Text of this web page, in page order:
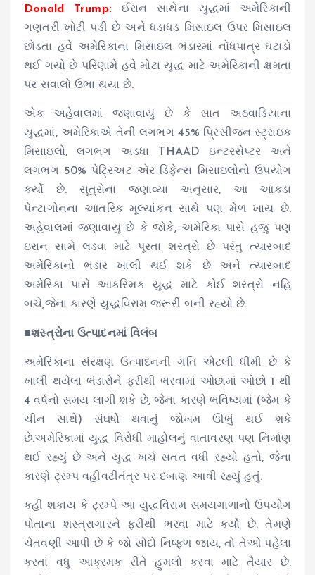
Donald Trump: ઈરાન સાથેના યુદ્ધમાં અમેરિકાની
ગણતરી ખોટી પડી છે અને ધડાધડ મિસાઇલ ઉપર મિસાઇલ
છોડતા હવે અમેરિકાના મિસાઇલ ભંડારમાં નોંધપાત્ર ઘટાડો
થઈ ગયો છે પરિણામે હવે મોટા યુદ્ધ માટે અમેરિકાની ક્ષમતા
પર સવાલો ઉભા થયા છે.
એક અહેવાલમાં જણાવાયું છે કે સાત અઠવાડિયાના
યુદ્ધમાં, અમેરિકાએ તેની લગભગ 45% પ્રિસીજન સ્ટ્રાઇક
મિસાઇલો, લગભગ અડધા THAAD ઇન્ટરસેપ્ટર અને
લગભગ 50% પેટ્રિઅટ એર ડિફેન્સ મિસાઇલોનો ઉપયોગ
કર્યો છે. સૂત્રોના જણાવ્યા અનુસાર, આ આંકડા
પેન્ટાગોનના આંતરિક મૂલ્યાંકન સાથે પણ મેળ ખાય છે.
અહેવાલમાં જણાવાયું છે કે જોકે, અમેરિકા પાસે હજુ પણ
ઇરાન સામે લડવા માટે પૂરતા શસ્ત્રો છે પરંતુ ત્યારબાદ
અમેરિકાનો ભંડાર ખાલી થઈ શકે છે અને ત્યારબાદ
અમેરિકા પાસે આકસ્મિક યુદ્ધ માટે કોઈ શસ્ત્રો નહિ
બચે,જેના કારણે યુદ્ધવિરામ જરૂરી બની રહ્યો છે.
■શસ્ત્રોના ઉત્પાદનમાં વિલંબ
અમેરિકાના સંરક્ષણ ઉત્પાદનની ગતિ એટલી ધીમી છે કે
ખાલી થયેલા ભંડારોને ફરીથી ભરવામાં ઓછામાં ઓછો 1 થી
4 વર્ષનો સમય લાગી શકે છે, જેના કારણે ભવિષ્યમાં (જેમ કે
ચીન સાથે) સંઘર્ષો થવાનું જોખમ ઊભું થઈ શકે
છે.અમેરિકામાં યુદ્ધ વિરોધી માહોલનું વાતાવરણ પણ નિર્માણ
થઈ રહ્યું છે અને યુદ્ધ ખર્ચ સતત વધી રહ્યો હતો, જેના
કારણે ટ્રમ્પ વહીવટીતંત્ર પર દબાણ આવી રહ્યું હતું.
કહી શકાય કે ટ્રમ્પે આ યુદ્ધવિરામ સમયગાળાનો ઉપયોગ
પોતાના શસ્ત્રાગારને ફરીથી ભરવા માટે કર્યો છે. તેમણે
ચેતવણી આપી છે કે જો સોદો નિષ્ફળ જાય, તો તેઓ પહેલા
કરતાં વધુ આક્રમક રીતે હુમલો કરવા માટે તૈયાર છે.